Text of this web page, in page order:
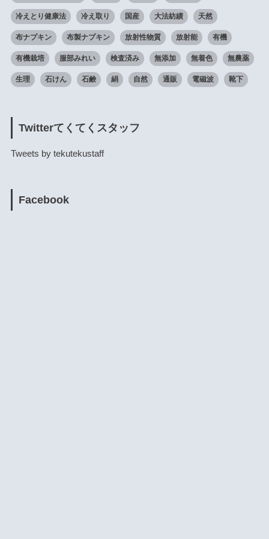
冷えとり健康法 冷え取り 国産 大法紡績 天然
布ナプキン 布製ナプキン 放射性物質 放射能 有機
有機栽培 服部みれい 検査済み 無添加 無着色 無農薬
生理 石けん 石鹸 絹 自然 通販 電磁波 靴下
Twitterてくてくスタッフ
Tweets by tekutekustaff
Facebook